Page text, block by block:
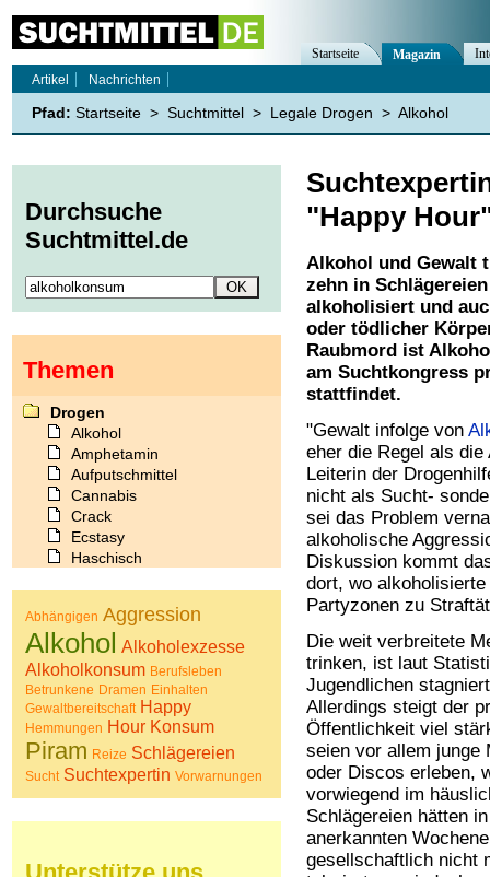
"Happy
Alkohol und Gewalt
zehn in
alkoholisiert und
oder tödlicher
Raubmord ist
am Suchtkongress
stattfindet.
"Gewalt infolge von
eher die Regel als
Leiterin der
nicht als Sucht-
sei das Problem
alkoholische
Diskussion kommt
dort, wo
Partyzonen zu
Die weit verbreitete
trinken, ist laut
Jugendlichen
Allerdings steigt der
Öffentlichkeit viel
seien vor allem junge
oder Discos erleben,
vorwiegend im
Schlägereien hätten
anerkannten
gesellschaftlich nicht
Startseite Magazin
Artikel
Nachrichten
Pfad: Startseite > Suchtmittel > Legale Drogen > Alkohol
Durchsuche
Suchtmittel.de
Themen
Drogen
Alkohol
Amphetamin
Aufputschmittel
Cannabis
Crack
Ecstasy
Haschisch
Koffein
Kokain
Lachgas
LSD
Marihuana
Medikamente
Meskalin
Metamphetamin
Methadon
Muskatnuss
Opium
Abhängigen Aggression
Alkohol Alkoholexzesse
Alkoholkonsum Berufsleben
Betrunkene Dramen Einhalten
Gewaltbereitschaft Happy
Hemmungen Hour Konsum
Piram Reize Schlägereien
Sucht Suchtexpertin Vorwarnungen
Unterstütze uns